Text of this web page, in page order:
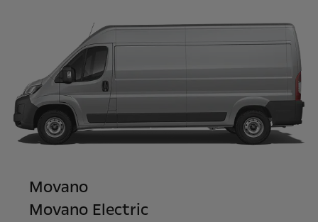
Movano
Movano Electric